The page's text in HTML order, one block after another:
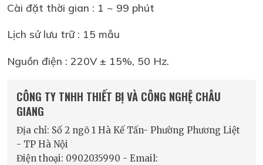
Cài đặt thời gian : 1 ~ 99 phút
Lịch sử lưu trữ : 15 mẫu
Nguồn điện : 220V ± 15%, 50 Hz.
CÔNG TY TNHH THIẾT BỊ VÀ CÔNG NGHỆ CHÂU
GIANG
Địa chỉ: Số 2 ngõ 1 Hà Kế Tấn- Phường Phương Liệt
- TP Hà Nội
Điện thoại: 0902035990 - Email: